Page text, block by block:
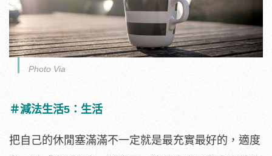
Photo Via
＃減法生活5：生活
把自己的休閒塞滿滿不一定就是最充實最好的，適度